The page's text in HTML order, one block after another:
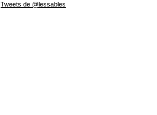
Tweets de @lessables